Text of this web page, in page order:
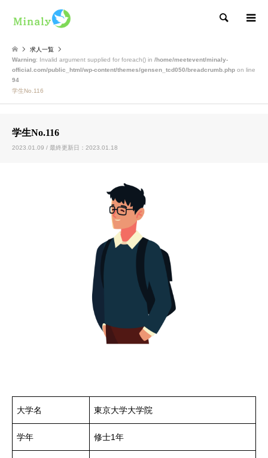
検索
求人一覧
Warning: Invalid argument supplied for foreach() in /home/meetevent/minaly-
official.com/public_html/wp-content/themes/gensen_tcd050/breadcrumb.php on line
94
学生No.116
学生No.116
2023.01.09 / 最終更新日：2023.01.18
大学名 東京大学大学院
学年 修士1年